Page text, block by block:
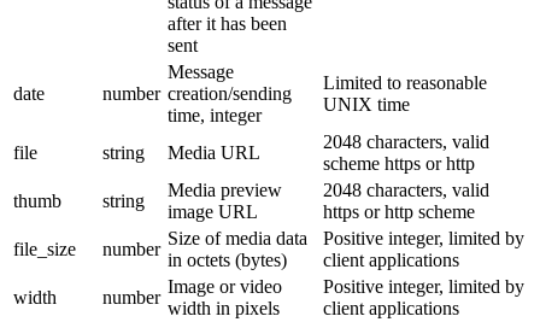
after it has been
sent
date number
Message
creation/sending
time, integer
Limited to reasonable
UNIX time
file string Media URL
2048 characters, valid
scheme https or http
thumb
string
Media preview
image URL
2048 characters, valid
https or http scheme
file_size
number
Size of media data
in octets (bytes)
Positive integer, limited by
client applications
width
number
Image or video
width in pixels
Positive integer, limited by
client applications